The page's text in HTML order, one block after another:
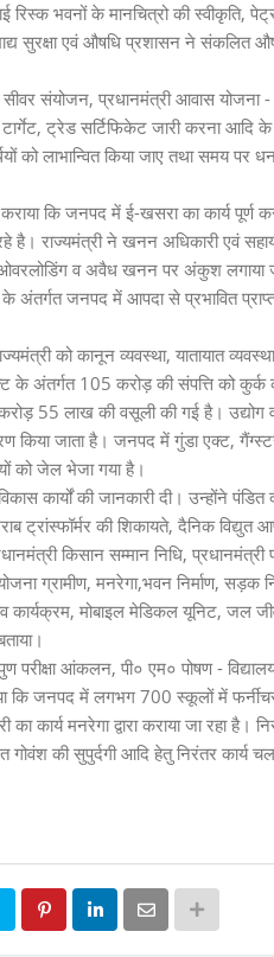
रिस्क भवनों के मानचित्रो की स्वीकृति,
एवं औषधि प्रशासन ने संकलित
संयोजन, प्रधानमंत्री आवास योजना -
ट्रेड सर्टिफिकेट जारी करना आदि के
को लाभान्वित किया जाए तथा समय पर
कि जनपद में ई-खसरा का कार्य पूर्ण
है। राज्यमंत्री ने खनन अधिकारी एवं
व अवैध खनन पर अंकुश लगाया
अंतर्गत जनपद में आपदा से प्रभावित
को कानून व्यवस्था, यातायात
के अंतर्गत 105 करोड़ की संपत्ति को कुर्क
55 लाख की वसूली की गई है। उद्योग व
किया जाता है। जनपद में गुंडा एक्ट,
को जेल भेजा गया है।
कार्यों की जानकारी दी। उन्होंने
ट्रांस्फॉर्मर की शिकायते, दैनिक विद्युत
किसान सम्मान निधि,
ग्रामीण, मनरेगा,भवन निर्माण, सड़क
कार्यक्रम, मोबाइल मेडिकल यूनिट, जल
आंकलन, पी० एम० पोषण -
कि जनपद में लगभग 700 स्कूलों में
कार्य मनरेगा द्वारा कराया जा रहा है।
की सुपुर्दगी आदि हेतु निरंतर कार्य